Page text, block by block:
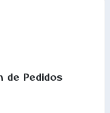
de Pedidos